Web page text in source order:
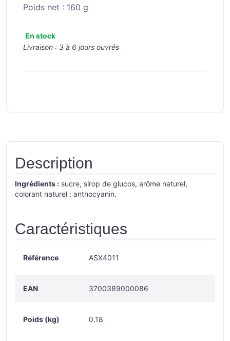
Poids net : 160 g
En stock
Livraison : 3 à 6 jours ouvrés
Description
Ingrédients : sucre, sirop de glucos, arôme naturel,
colorant naturel : anthocyanin.
Caractéristiques
Référence ASX4011
EAN 3700389000086
Poids (kg) 0.18